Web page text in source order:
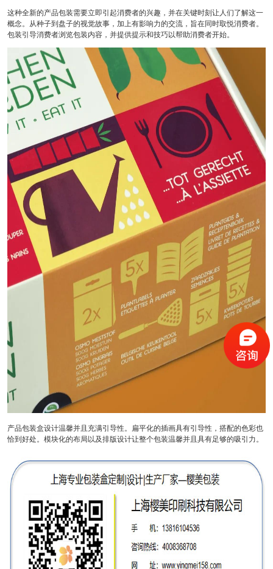
这种全新的产品包装需要立即引起消费者的兴趣，并在关键时刻让人们了解这一
概念。从种子到盘子的视觉故事，加上有影响力的交流，旨在同时取悦消费者。
包装引导消费者浏览包装内容，并提供提示和技巧以帮助消费者开始。
产品包装盒设计温馨并且充满引导性。扁平化的插画具有引导性，搭配的色彩也
恰到好处。模块化的布局以及排版设计让整个包装温馨并且具有足够的吸引力。